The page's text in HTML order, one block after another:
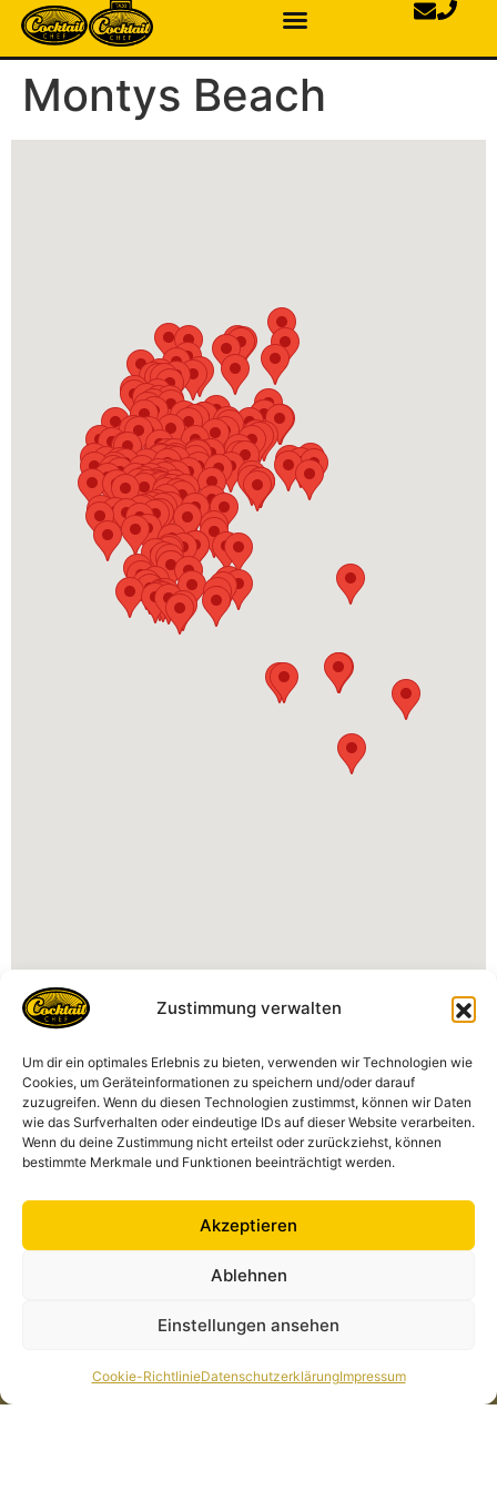
Zustimmung verwalten
Um dir ein optimales Erlebnis zu bieten, verwenden wir Technologien wie
Cookies, um Geräteinformationen zu speichern und/oder darauf
zuzugreifen. Wenn du diesen Technologien zustimmst, können wir Daten
wie das Surfverhalten oder eindeutige IDs auf dieser Website verarbeiten.
Wenn du deine Zustimmung nicht erteilst oder zurückziehst, können
bestimmte Merkmale und Funktionen beeinträchtigt werden.
Akzeptieren
Ablehnen
Einstellungen ansehen
Cookie-RichtlinieDatenschutzerklärungImpressum
Montys Beach
Kontakt
Cocktailchef GmbH
Am Markt 11, 35287 Amöneburg Deutschland
anfrage@cocktailchef-anlage.de
+49 1573 435 3218
Rechtliches
Datenschutzerklärung
Cookie-Richtlinie (EU)
Alle Links
Cocktailchef in Deiner
Über Uns